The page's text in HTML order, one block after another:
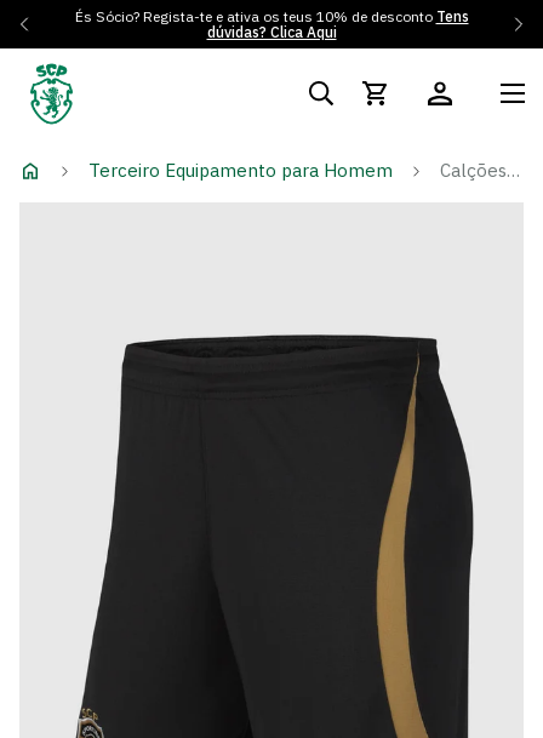
És Sócio? Regista-te e ativa os teus 10% de desconto Tens
dúvidas? Clica Aqui
Terceiro Equipamento para Homem Calções 3º Equipamento 23/24 - Cristiano Ronaldo